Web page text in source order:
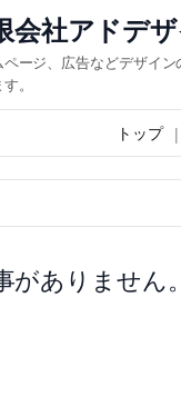
会社アドデ
ージ、広告などデザイ
。
トップ
ありません。